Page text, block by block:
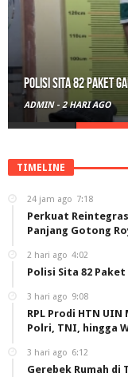
Polisi Sita 82 Paket
ADMIN - 2 HARI AGO
TIMELINE
24 jam ago 7:18
Perkuat
Panjang Gotong
2 hari ago 4:02
Polisi Sita 82
3 hari ago 9:08
RPL Prodi HTN
Polri, TNI, hingga
3 hari ago 6:12
Gerebek Rumah di